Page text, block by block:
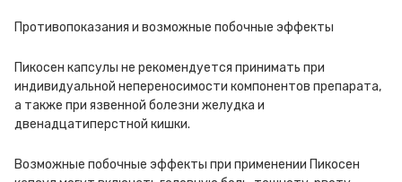
Противопоказания и возможные побочные эффекты
Пикосен капсулы не рекомендуется принимать при
индивидуальной непереносимости компонентов препарата,
а также при язвенной болезни желудка и
двенадцатиперстной кишки.
Возможные побочные эффекты при применении Пикосен